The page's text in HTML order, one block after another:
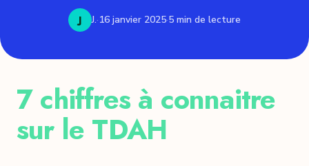
J J.·16 janvier 2025·5 min de lecture
7 chiffres à connaitre
sur le TDAH